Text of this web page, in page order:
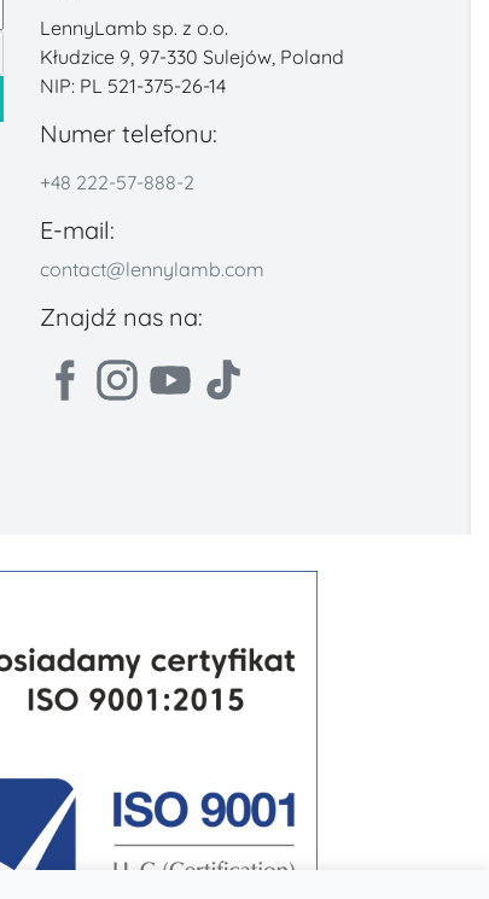
LennyLamb sp. z o.o.
Kłudzice 9, 97-330 Sulejów, Poland
NIP: PL 521-375-26-14
Numer telefonu:
+48 222-57-888-2
E-mail:
contact@lennylamb.com
Znajdź nas na: